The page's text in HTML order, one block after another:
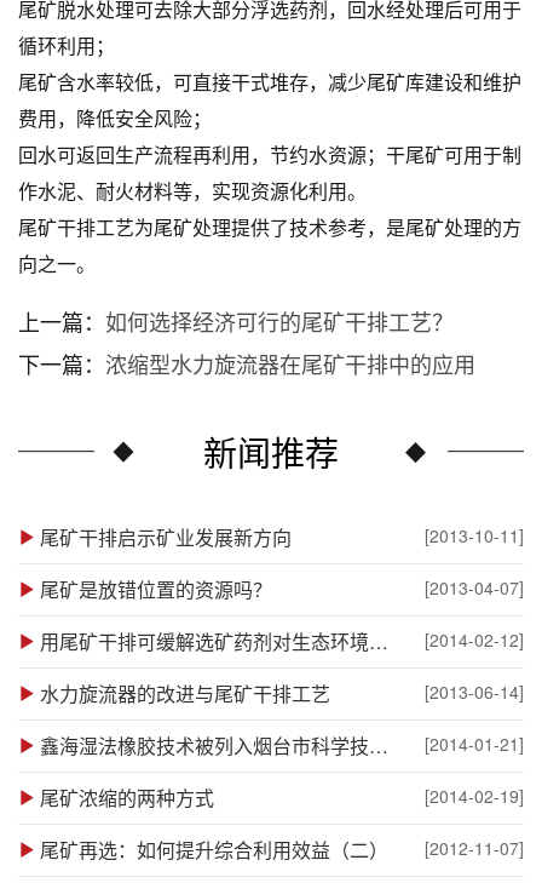
尾矿脱水处理可去除大部分浮选药剂，回水经处理后可用于
循环利用；
尾矿含水率较低，可直接干式堆存，减少尾矿库建设和维护
费用，降低安全风险；
回水可返回生产流程再利用，节约水资源；干尾矿可用于制
作水泥、耐火材料等，实现资源化利用。
尾矿干排工艺为尾矿处理提供了技术参考，是尾矿处理的方
向之一。
上一篇： 如何选择经济可行的尾矿干排工艺？
下一篇： 浓缩型水力旋流器在尾矿干排中的应用
新闻推荐
尾矿干排启示矿业发展新方向 [2013-10-11]
尾矿是放错位置的资源吗？ [2013-04-07]
用尾矿干排可缓解选矿药剂对生态环境的污染 [2014-02-12]
水力旋流器的改进与尾矿干排工艺 [2013-06-14]
鑫海湿法橡胶技术被列入烟台市科学技术发展计划 [2014-01-21]
尾矿浓缩的两种方式 [2014-02-19]
尾矿再选：如何提升综合利用效益（二） [2012-11-07]